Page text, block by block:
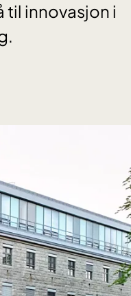
innovasjon i